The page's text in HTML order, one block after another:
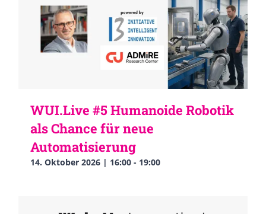
WUI.Live #5 Humanoide Robotik
als Chance für neue
Automatisierung
14. Oktober 2026 | 16:00 - 19:00